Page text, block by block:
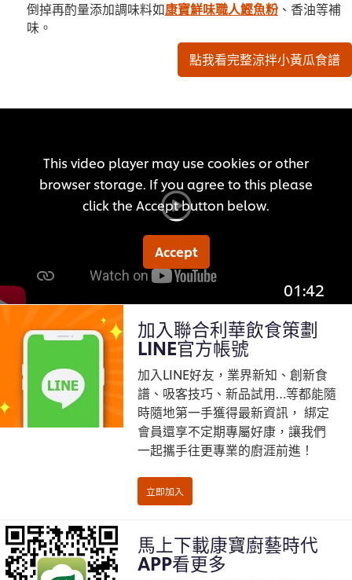
倒掉再酌量添加調味料如康寶鮮味職人鰹魚粉 、香油等補
味。
點我看完整涼拌小黃瓜食譜
This video player may use cookies or other
browser storage. If you agree to this please
click the Accept button below.
Accept
01:42
加入聯合利華飲食策劃
LINE官方帳號
加入LINE好友，業界新知、創新食
譜、吸客技巧、新品試用…等都能隨
時隨地第一手獲得最新資訊， 綁定
會員還享不定期專屬好康，讓我們
一起攜手往更專業的廚涯前進！
馬上下載康寶廚藝時代
APP看更多